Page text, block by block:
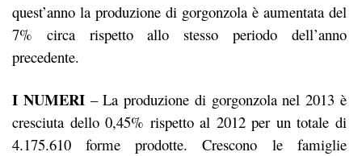
quest’anno la produzione di gorgonzola è aumentata del
7% circa rispetto allo stesso periodo dell’anno
precedente.
I NUMERI– La produzione di gorgonzola nel 2013 è
cresciuta dello 0,45% rispetto al 2012 per un totale di
4.175.610 forme prodotte. Crescono le famiglie